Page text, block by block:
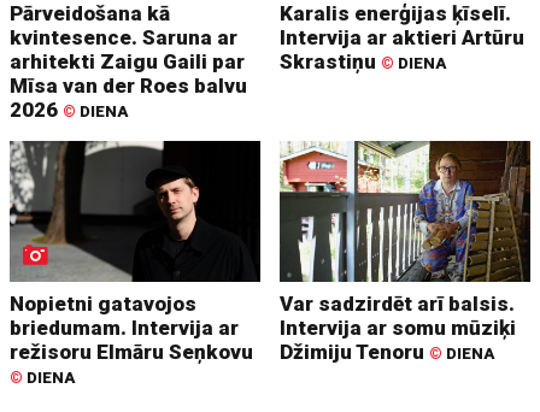
Pārveidošana kā
kvintesence. Saruna ar
arhitekti Zaigu Gaili par
Mīsa van der Roes balvu
2026 © DIENA
Karalis enerģijas ķīselī.
Intervija ar aktieri Artūru
Skrastiņu © DIENA
Nopietni gatavojos
briedumam. Intervija ar
režisoru Elmāru Seņkovu
© DIENA
Var sadzirdēt arī balsis.
Intervija ar somu mūziķi
Džimiju Tenoru © DIENA